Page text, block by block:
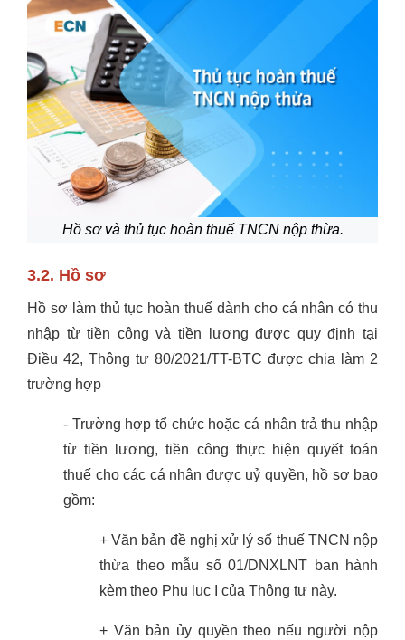
Hồ sơ và thủ tục hoàn thuế TNCN nộp thừa.
3.2. Hồ sơ
Hồ sơ làm thủ tục hoàn thuế dành cho cá nhân có thu
nhập từ tiền công và tiền lương được quy định tại
Điều 42, Thông tư 80/2021/TT-BTC được chia làm 2
trường hợp
- Trường hợp tổ chức hoặc cá nhân trả thu nhập
từ tiền lương, tiền công thực hiện quyết toán
thuế cho các cá nhân được uỷ quyền, hồ sơ bao
gồm:
+ Văn bản đề nghị xử lý số thuế TNCN nộp
thừa theo mẫu số 01/DNXLNT ban hành
kèm theo Phụ lục I của Thông tư này.
+ Văn bản ủy quyền theo nếu người nộp